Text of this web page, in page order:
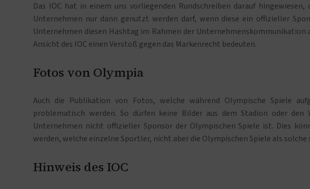
Das IOC hat in einem uns vorliegenden Rundschreiben darauf
Unternehmen nur dann genutzt werden darf, wenn diese ein offizieller
Unternehmen diesen Hashtag im Rahmen der Unternehmenskommunikation
Ansicht des IOC einen Verstoß gegen das Markenrecht bedeuten.
Fotos von Olympia
Auch die Publikation von Fotos, welche während Olympische Spiele
problematisch werden. So dürfen keine Bilder aus dem Stadion oder
Unternehmen nicht offizieller Sponsor der Olympischen Spiele ist. Dies
werden, welche einzelne Sportler, nicht aber die Olympischen Spiele als solche
Hinweis des IOC